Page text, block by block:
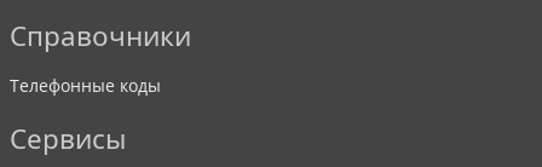
Справочники
Телефонные коды
Сервисы